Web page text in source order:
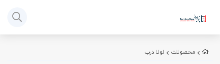
محصولات لولا درب